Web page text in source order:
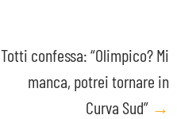
Totti confessa: “Olimpico? Mi
manca, potrei tornare in
Curva Sud” →